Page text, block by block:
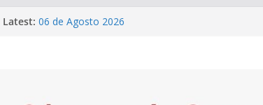
Latest: la ciudadanía sobre las postulaciones a la